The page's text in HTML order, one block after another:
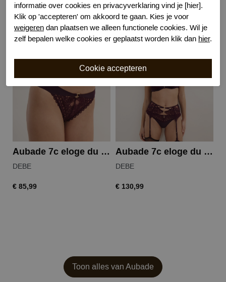
Gerelateerde producten
Aubade 7c eloge du desir slip
DEBE
€ 85,99
Aubade 7c eloge du desir jarretel
DEBE
€ 130,99
Toon alles van Aubade
informatie over cookies en privacyverklaring vind je [hier].
Klik op 'accepteren' om akkoord te gaan. Kies je voor
weigeren dan plaatsen we alleen functionele cookies. Wil je
zelf bepalen welke cookies er geplaatst worden klik dan hier.